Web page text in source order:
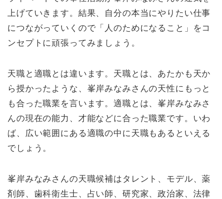
上げていきます。結果、自分の本当にやりたい仕事
につながっていくので「人のためになること」をコ
ンセプトに頑張ってみましょう。
天職と適職とは違います。天職とは、あたかも天か
ら授かったような、峯岸みなみさんの天性にもっと
も合った職業を言います。適職とは、峯岸みなみさ
んの現在の能力、才能などに合った職業です。いわ
ば、広い範囲にある適職の中に天職もあるといえる
でしょう。
峯岸みなみさんの天職候補はタレント、モデル、薬
剤師、歯科衛生士、占い師、研究家、政治家、法律